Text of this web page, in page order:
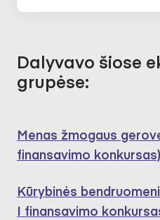
2022-02-10 iki 2024-02-
Dalyvavo šiose
grupėse:
Menas žmogaus
finansavimo konkursas)
Kūrybinės
I finansavimo